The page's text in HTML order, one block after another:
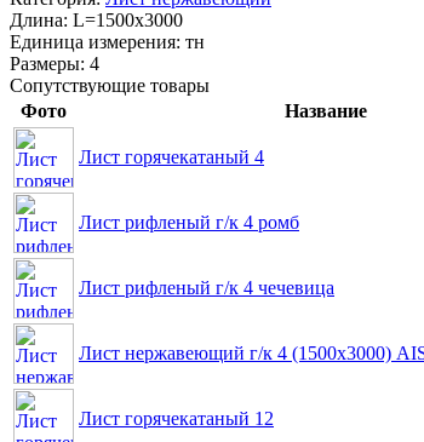
Длина: L=1500x3000
Единица измерения: тн
Размеры: 4
Сопутствующие товары
Фото
Название
Лист горячекатаный 4
Лист рифленый г/к 4 ромб
Лист рифленый г/к 4 чечевица
Лист нержавеющий г/к 4 (1500х3000)
Лист горячекатаный 12